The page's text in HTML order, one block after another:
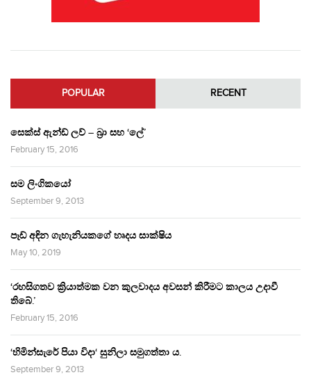
POPULAR RECENT
සෙක්ස් ඇන්ඩ් ලව් – බ්‍රා සහ ‘ලේ’
February 15, 2016
සම ලිංගිකයෝ
September 9, 2013
පෑඩ් අඳින ගැහැනියකගේ හෘදය සාක්ෂිය
May 10, 2019
‘රහසිගතව ක්‍රියාත්මක වන කුලවාදය අවසන් කිරීමට කාලය උදාවී
තිබේ.’
February 15, 2016
‘හිමින්සැරේ පියා විදා‘ සුනිලා සමුගත්තා ය.
September 9, 2013